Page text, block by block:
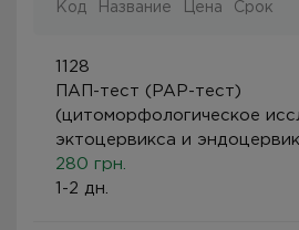
Код Название Цена Срок
1128
ПАП-тест (PAP-тест)
(цитоморфологическое
эктоцервикса и
280 грн.
1-2 дн.